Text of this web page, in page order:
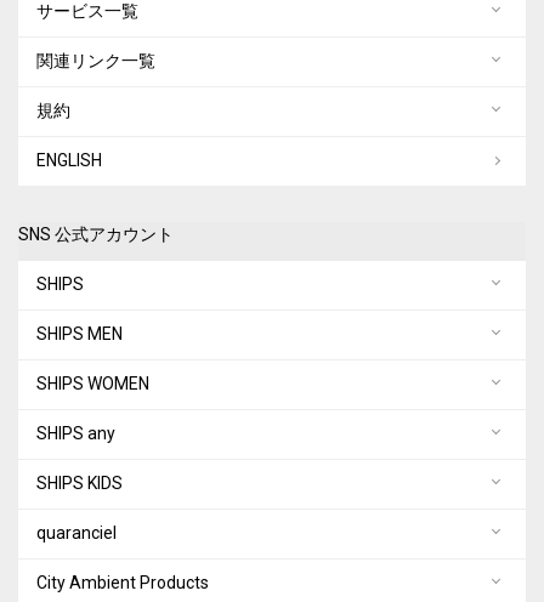
サービス一覧
関連リンク一覧
規約
ENGLISH
SNS 公式アカウント
SHIPS
SHIPS MEN
SHIPS WOMEN
SHIPS any
SHIPS KIDS
quaranciel
City Ambient Products